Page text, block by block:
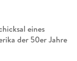
eines
der 50er Jahre